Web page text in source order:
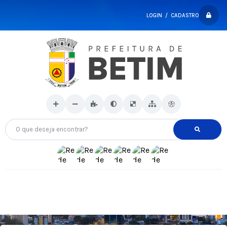
LOGIN / CADASTRO
O que deseja encontrar?